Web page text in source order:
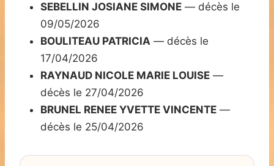
SEBELLIN JOSIANE SIMONE — décès le
09/05/2026
BOULITEAU PATRICIA — décès le
17/04/2026
RAYNAUD NICOLE MARIE LOUISE —
décès le 27/04/2026
BRUNEL RENEE YVETTE VINCENTE —
décès le 25/04/2026